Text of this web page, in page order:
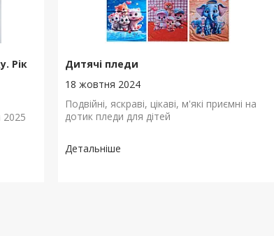
Рік
2025
Дитячі пледи
18 жовтня 2024
Подвійні, яскраві, цікаві, м'які приємні на
дотик пледи для дітей